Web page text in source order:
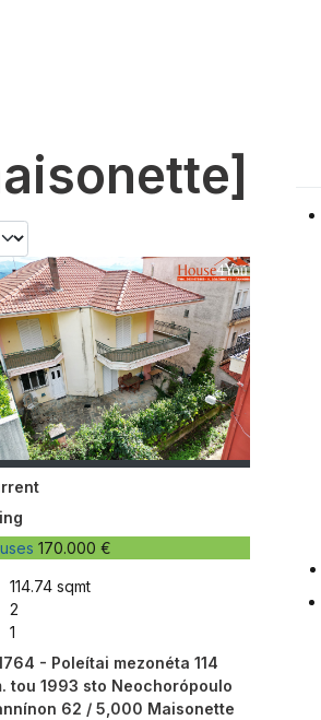
170.000 €
114.74 sqmt
2
1
- Poleítai mezonéta 114
tou 1993 sto Neochorópoulo
62 / 5,000 Maisonette